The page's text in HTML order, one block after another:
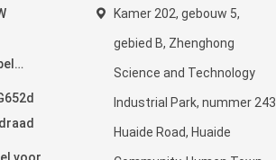
Kamer 202, gebouw 5,
gebied B, Zhenghong
Science and Technology
Industrial Park, nummer 243
Huaide Road, Huaide